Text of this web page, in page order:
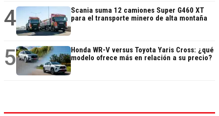
4
Scania suma 12 camiones Super G460 XT
para el transporte minero de alta montaña
5
Honda WR-V versus Toyota Yaris Cross: ¿qué
modelo ofrece más en relación a su precio?